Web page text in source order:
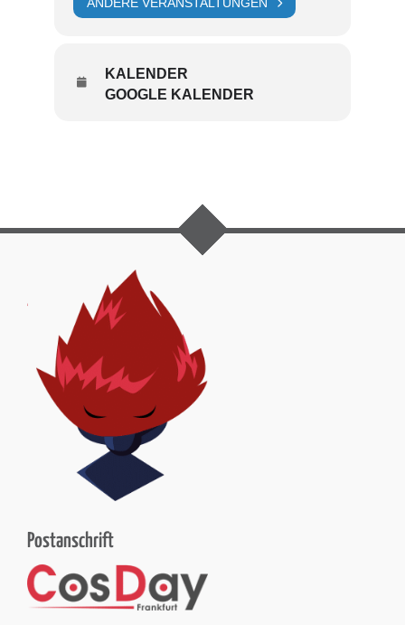
KALENDER
GOOGLE KALENDER
Postanschrift